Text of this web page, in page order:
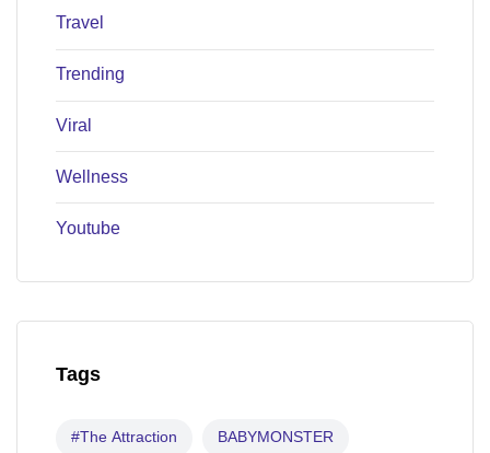
Travel
Trending
Viral
Wellness
Youtube
Tags
#The Attraction BABYMONSTER